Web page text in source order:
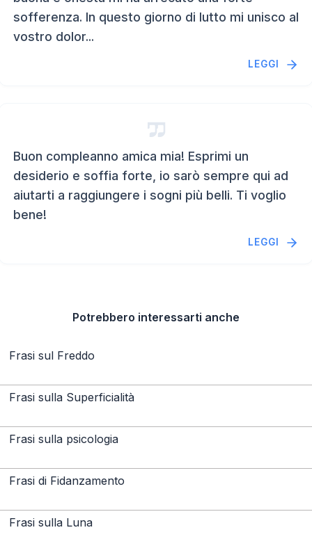
sofferenza. In questo giorno di lutto mi unisco al
vostro dolor...
LEGGI
Buon compleanno amica mia! Esprimi un
desiderio e soffia forte, io sarò sempre qui ad
aiutarti a raggiungere i sogni più belli. Ti voglio
bene!
LEGGI
Potrebbero interessarti anche
Frasi sul Freddo
Frasi sulla Superficialità
Frasi sulla psicologia
Frasi di Fidanzamento
Frasi sulla Luna